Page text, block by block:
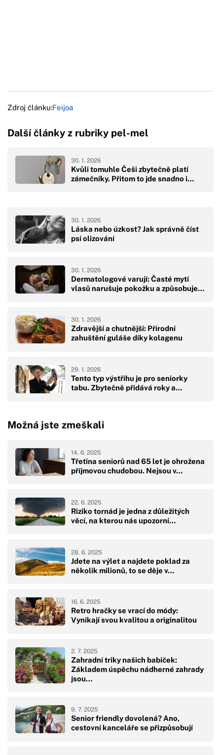
Zdroj článku:Feijoa
Další články z rubriky pel-mel
Kvůli tomuhle Češi zbytečně platí
zámečníky. Přitom to jde snadno i…
30. 1. 2026
Láska nebo úzkost? Jak správně číst
psí olizování
30. 1. 2026
Dermatologové varují: Časté mytí
vlasů narušuje pokožku a způsobuje…
30. 1. 2026
Zdravější a chutnější: Přírodní
zahuštění guláše díky kolagenu
30. 1. 2026
Tento typ výstřihu je pro seniorky
tabu. Zbytečně přidává roky a…
29. 1. 2026
Možná jste zmeškali
Třetina seniorů nad 65 let je ohrožena
příjmovou chudobou. Nejsou v…
14. 6. 2025
Riziko tornád je jedna z důležitých
věcí, na kterou nás upozorní…
22. 6. 2025
Jdete na výlet a najdete poklad za
několik milionů, to se děje v…
28. 6. 2025
Retro hračky se vrací do módy:
Vynikají svou kvalitou a originalitou
16. 6. 2025
Zahradní triky našich babiček:
Základem úspěchu nádherné zahrady
jsou…
2. 7. 2025
Senior friendly dovolená? Ano,
cestovní kanceláře se přizpůsobují
9. 7. 2025